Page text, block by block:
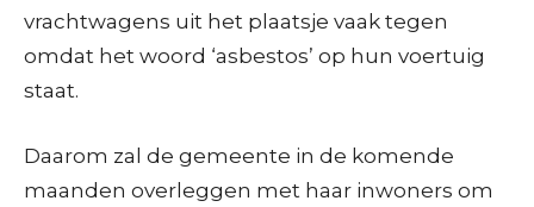
vrachtwagens uit het plaatsje vaak tegen
omdat het woord ‘asbestos’ op hun voertuig
staat.
Daarom zal de gemeente in de komende
maanden overleggen met haar inwoners om